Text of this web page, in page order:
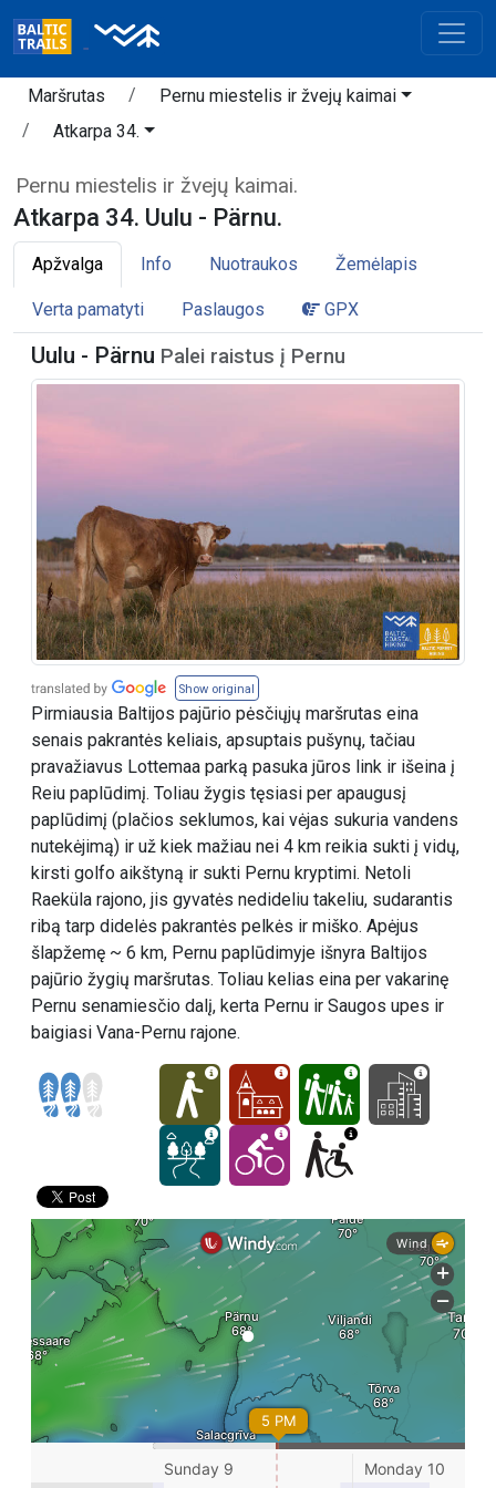
Maršrutas
Pernu miestelis ir žvejų kaimai
Atkarpa 34.
Pernu miestelis ir žvejų kaimai.
Atkarpa 34. Uulu - Pärnu.
Apžvalga Info Nuotraukos Žemėlapis
Verta pamatyti Paslaugos GPX
Uulu - Pärnu Palei raistus į Pernu
Show original
Pirmiausia Baltijos pajūrio pėsčiųjų maršrutas eina
senais pakrantės keliais, apsuptais pušynų, tačiau
pravažiavus Lottemaa parką pasuka jūros link ir išeina į
Reiu paplūdimį. Toliau žygis tęsiasi per apaugusį
paplūdimį (plačios seklumos, kai vėjas sukuria vandens
nutekėjimą) ir už kiek mažiau nei 4 km reikia sukti į vidų,
kirsti golfo aikštyną ir sukti Pernu kryptimi. Netoli
Raeküla rajono, jis gyvatės nedideliu takeliu, sudarantis
ribą tarp didelės pakrantės pelkės ir miško. Apėjus
šlapžemę ~ 6 km, Pernu paplūdimyje išnyra Baltijos
pajūrio žygių maršrutas. Toliau kelias eina per vakarinę
Pernu senamiesčio dalį, kerta Pernu ir Saugos upes ir
baigiasi Vana-Pernu rajone.